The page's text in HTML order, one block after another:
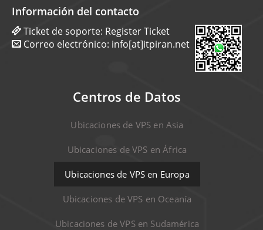
Información del contacto
Ticket de soporte: Register Ticket
Correo electrónico: info[at]itpiran.net
Centros de Datos
Ubicaciones de VPS en Asia
Ubicaciones de VPS en África
Ubicaciones de VPS en Europa
Ubicaciones de VPS en Oceanía
Ubicaciones de VPS en Sudamérica